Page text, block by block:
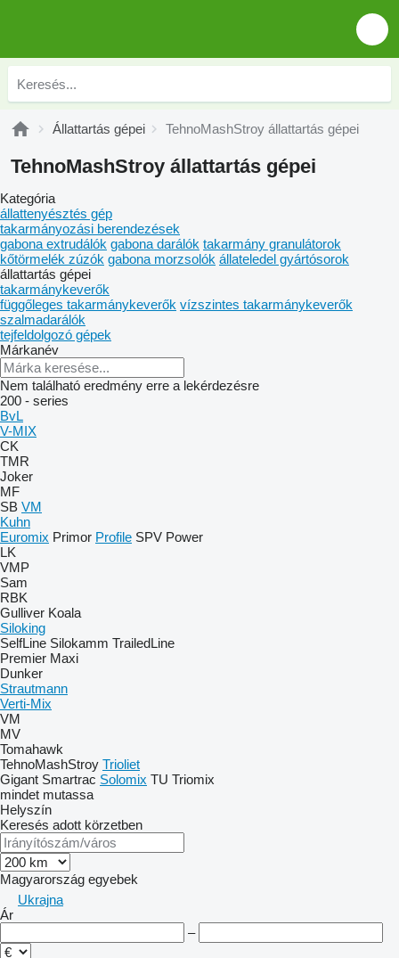
Állattartás gépei TehnoMashStroy állattartás gépei
TehnoMashStroy állattartás gépei
Kategória
állattenyésztés gép
takarmányozási berendezések
gabona extrudálók gabona darálók takarmány granulátorok
kőtörmelék zúzók gabona morzsolók állateledel gyártósorok
állattartás gépei
takarmánykeverők
függőleges takarmánykeverők vízszintes takarmánykeverők
szalmadarálók
tejfeldolgozó gépek
Márkanév
Nem található eredmény erre a lekérdezésre
200 - series
BvL
V-MIX
CK
TMR
Joker
MF
SB VM
Kuhn
Euromix Primor Profile SPV Power
LK
VMP
Sam
RBK
Gulliver Koala
Siloking
SelfLine Silokamm TrailedLine
Premier Maxi
Dunker
Strautmann
Verti-Mix
VM
MV
Tomahawk
TehnoMashStroy Trioliet
Gigant Smartrac Solomix TU Triomix
mindet mutassa
Helyszín
Keresés adott körzetben
Magyarország egyebek
Ukrajna
Ár
–